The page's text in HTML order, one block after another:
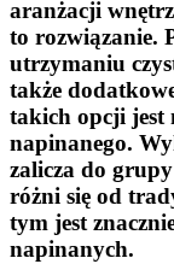
aranżacji
to rozwiązanie.
utrzymaniu
także
takich opcji jest
napinanego.
zalicza do
różni się od
tym jest
napinanych.